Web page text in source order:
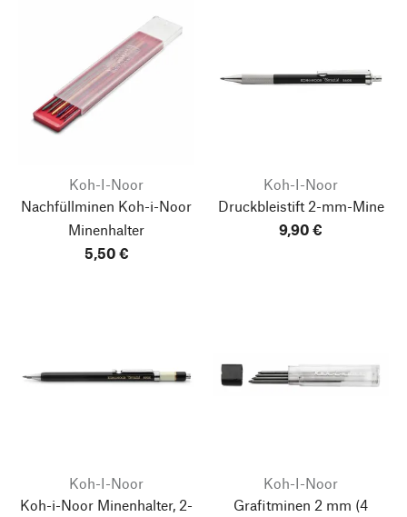
Koh-I-Noor
Nachfüllminen Koh-i-Noor
Minenhalter
5,50 €
Koh-I-Noor
Druckbleistift 2-mm-Mine
9,90 €
Koh-I-Noor
Koh-i-Noor Minenhalter, 2-
Koh-I-Noor
Grafitminen 2 mm (4